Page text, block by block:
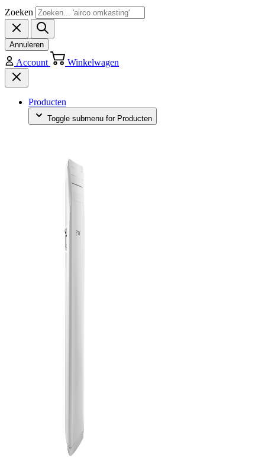
Zoeken
Annuleren
Account Winkelwagen
Producten
Toggle submenu for Producten